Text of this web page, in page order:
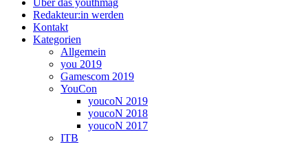
Redakteur:in werden
Kontakt
Kategorien
Allgemein
you 2019
Gamescom 2019
YouCon
youcoN 2019
youcoN 2018
youcoN 2017
ITB